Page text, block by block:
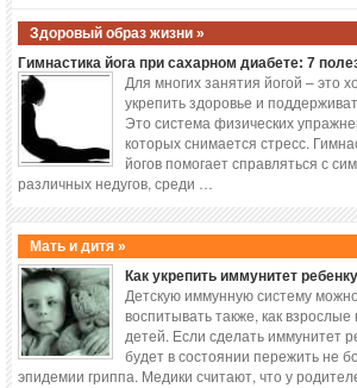
Здоровый образ жизни »
Гимнастика йога при сахарном диабете: 7
Для многих занятия йогой – это
укрепить здоровье и
Это система физических
которых снимается стресс.
йогов помогает справляться с
различных недугов, среди …
Мать и дитя »
Как укрепить иммунитет
Детскую иммунную систему
воспитывать также, как
детей. Если сделать иммунитет
будет в состоянии пережить не
эпидемии гриппа. Медики считают, что у